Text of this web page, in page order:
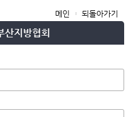
메인 되돌아가기
지방협회